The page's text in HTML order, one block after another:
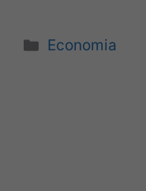
Categorie
Economia